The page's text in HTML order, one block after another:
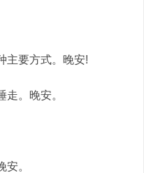
主要方式。晚安!
。晚安。
。